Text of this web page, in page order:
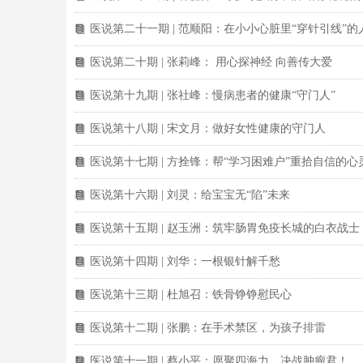
뀴 医说第二十一期 | 范顺阳：在小小心脏里“穿针引线”的
뀴 医说第二十期 | 张莉峰： 用心探神经 向善传大爱
뀴 医说第十九期 | 张社峰：慢病患者的健康“守门人”
뀴 医说第十八期 | 宋文月：做好女性健康的守门人
뀴 医说第十七期 | 方拴锋：帮“学习困难户”重拾自信的心
뀴 医说第十六期 | 刘灵：给宝宝无“陷”未来
뀴 医说第十五期 | 赵玉洲：筑牢肠胃免疫长城的白衣战士
뀴 医说第十四期 | 刘华：一根银针解千愁
뀴 医说第十三期 | 杜旭召：铁骨铮铮慰民心
뀴 医说第十二期 | 张鹏：在手术禁区，为孩子排雷